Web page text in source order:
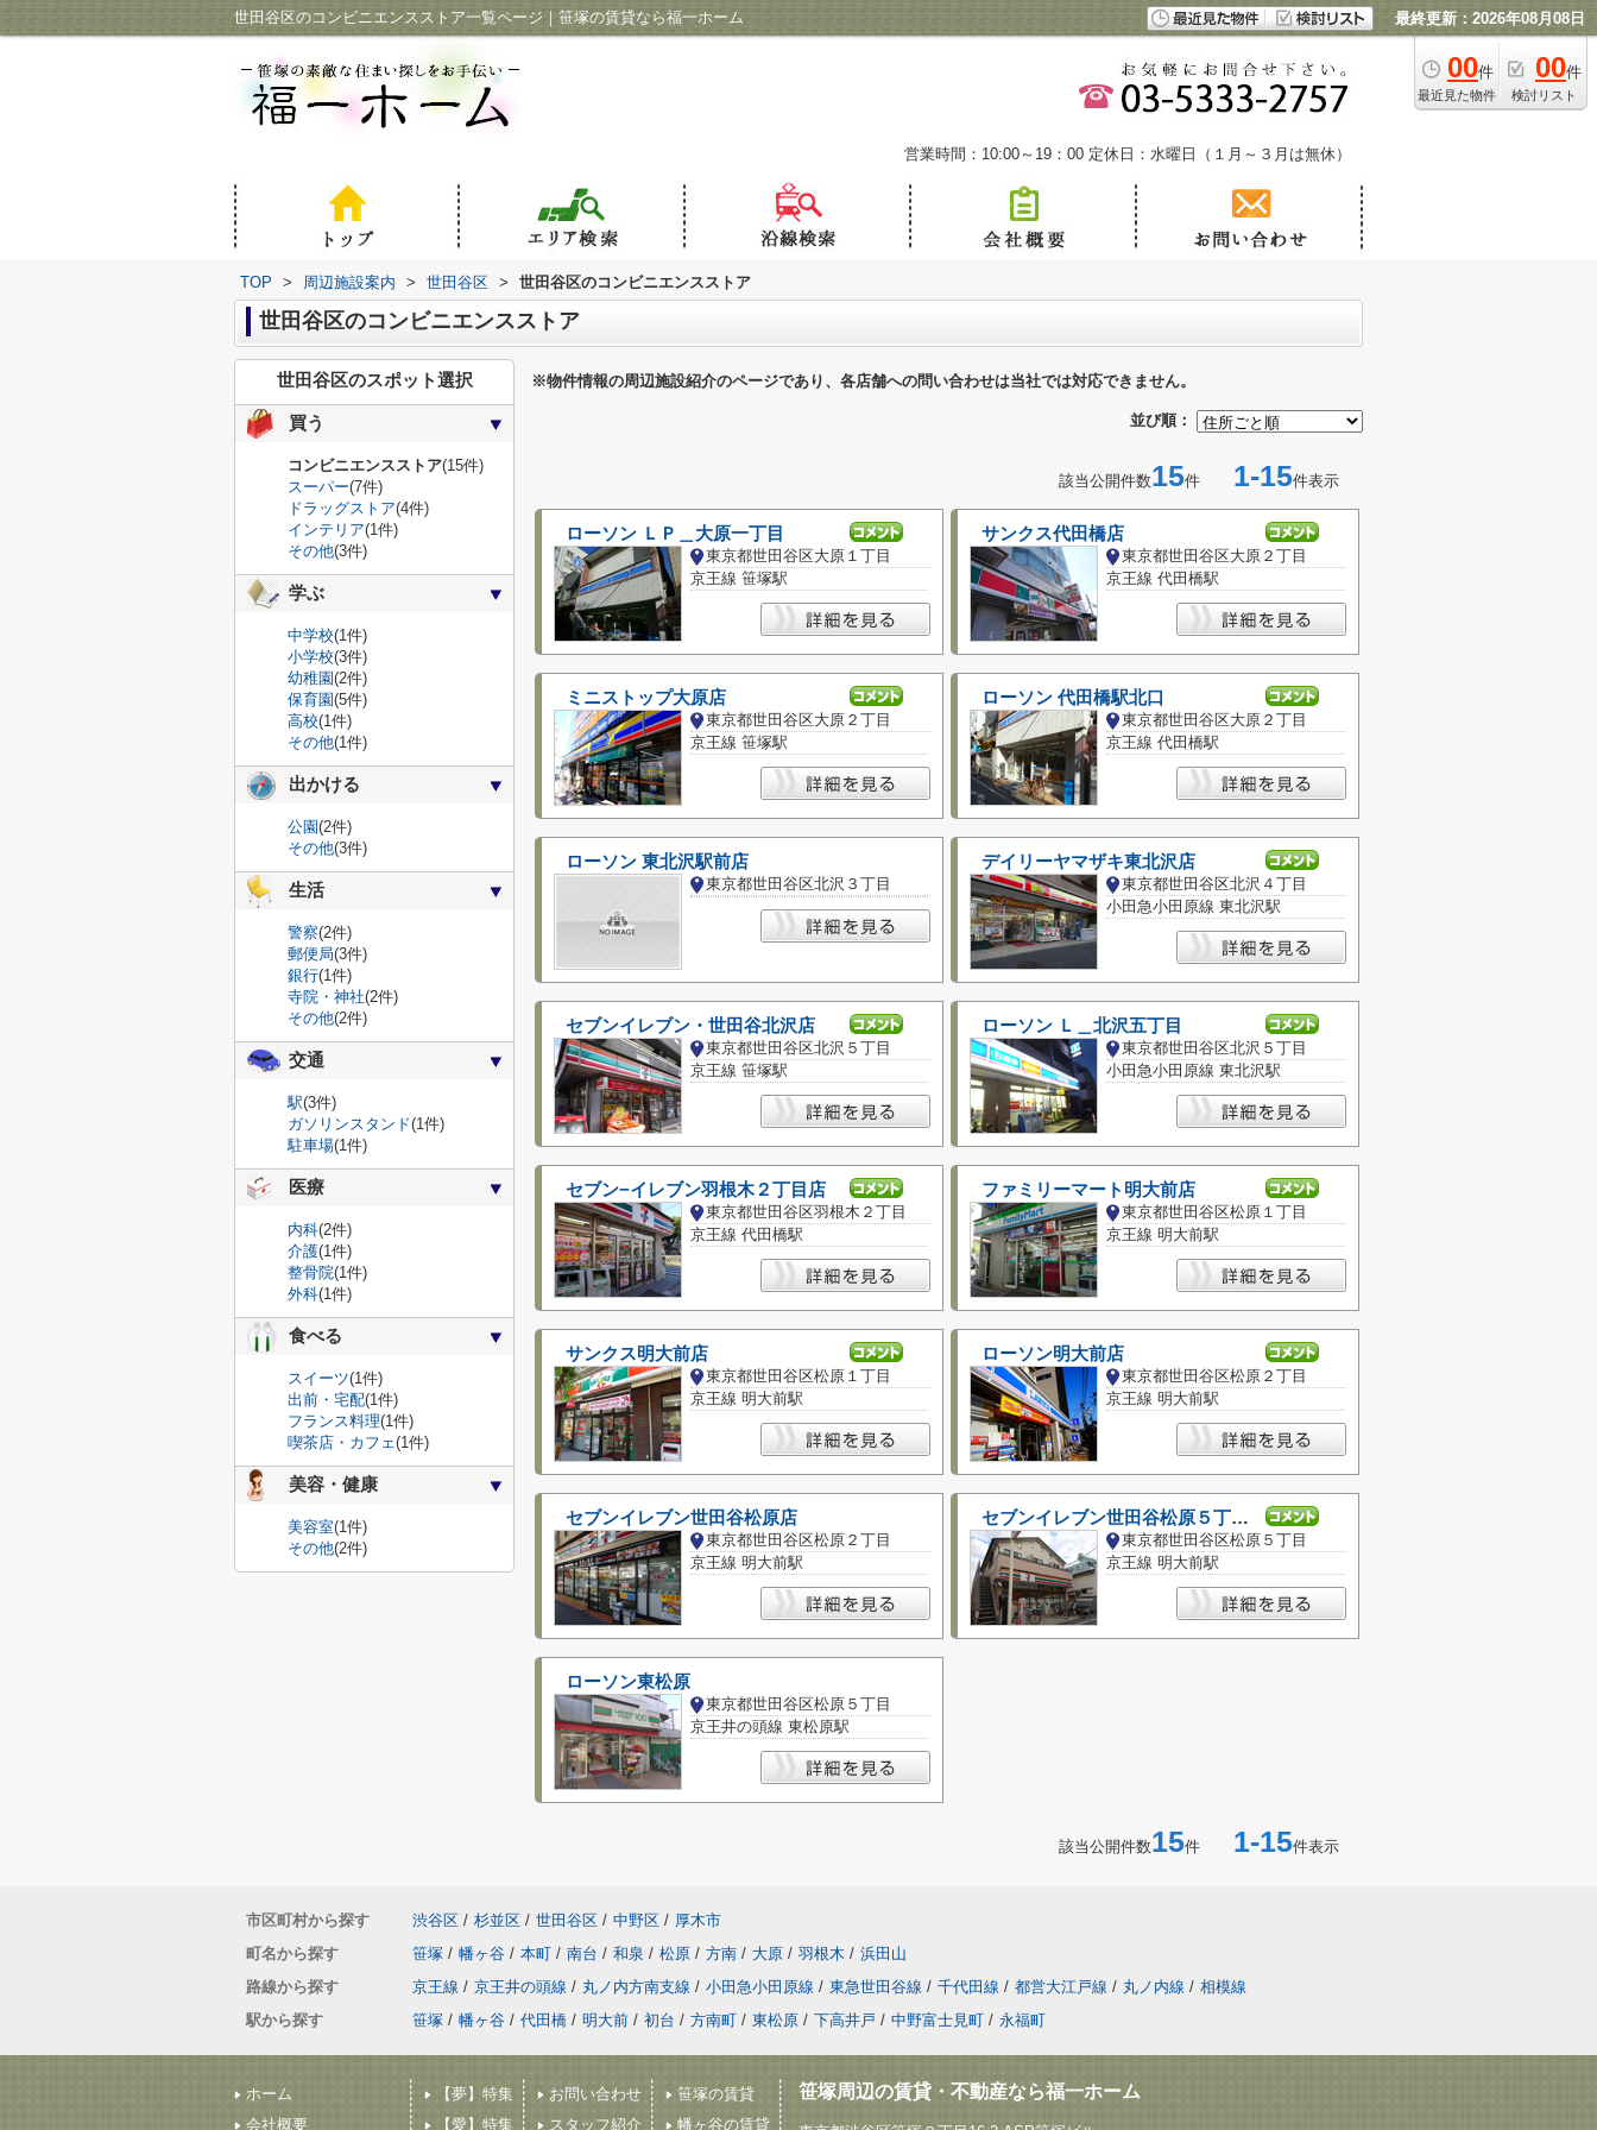
世田谷区のコンビニエンスストア一覧ページ｜笹塚の賃貸なら福一ホーム 最終更新：2026年08月08日
00件
最近見た物件
00件
検討リスト
営業時間：10:00～19：00 定休日：水曜日（１月～３月は無休）
TOP > 周辺施設案内 > 世田谷区 > 世田谷区のコンビニエンスストア
世田谷区のコンビニエンスストア
※物件情報の周辺施設紹介のページであり、各店舗への問い合わせは当社では対応できません。
並び順：
該当公開件数15件 1-15件表示
ローソン ＬＰ＿大原一丁目
東京都世田谷区大原１丁目
京王線 笹塚駅
サンクス代田橋店
東京都世田谷区大原２丁目
京王線 代田橋駅
ミニストップ大原店
東京都世田谷区大原２丁目
京王線 笹塚駅
ローソン 代田橋駅北口
東京都世田谷区大原２丁目
京王線 代田橋駅
ローソン 東北沢駅前店
東京都世田谷区北沢３丁目
デイリーヤマザキ東北沢店
東京都世田谷区北沢４丁目
小田急小田原線 東北沢駅
セブンイレブン・世田谷北沢店
東京都世田谷区北沢５丁目
京王線 笹塚駅
ローソン Ｌ＿北沢五丁目
東京都世田谷区北沢５丁目
小田急小田原線 東北沢駅
セブン−イレブン羽根木２丁目店
東京都世田谷区羽根木２丁目
京王線 代田橋駅
ファミリーマート明大前店
東京都世田谷区松原１丁目
京王線 明大前駅
サンクス明大前店
東京都世田谷区松原１丁目
京王線 明大前駅
ローソン明大前店
東京都世田谷区松原２丁目
京王線 明大前駅
セブンイレブン世田谷松原店
東京都世田谷区松原２丁目
京王線 明大前駅
セブンイレブン世田谷松原５丁目店
東京都世田谷区松原５丁目
京王線 明大前駅
ローソン東松原
東京都世田谷区松原５丁目
京王井の頭線 東松原駅
該当公開件数15件 1-15件表示
世田谷区のスポット選択
買う
コンビニエンスストア(15件)
スーパー(7件)
ドラッグストア(4件)
インテリア(1件)
その他(3件)
学ぶ
中学校(1件)
小学校(3件)
幼稚園(2件)
保育園(5件)
高校(1件)
その他(1件)
出かける
公園(2件)
その他(3件)
生活
警察(2件)
郵便局(3件)
銀行(1件)
寺院・神社(2件)
その他(2件)
交通
駅(3件)
ガソリンスタンド(1件)
駐車場(1件)
医療
内科(2件)
介護(1件)
整骨院(1件)
外科(1件)
食べる
スイーツ(1件)
出前・宅配(1件)
フランス料理(1件)
喫茶店・カフェ(1件)
美容・健康
美容室(1件)
その他(2件)
市区町村から探す 渋谷区 / 杉並区 / 世田谷区 / 中野区 / 厚木市
町名から探す
笹塚 / 幡ヶ谷 / 本町 / 南台 / 和泉 / 松原 / 方南 / 大原 / 羽根木 / 浜田山
路線から探す
京王線 / 京王井の頭線 / 丸ノ内方南支線 / 小田急小田原線 / 東急世田谷線 / 千代田線 / 都営大江戸線 / 丸ノ内線 / 相模線
駅から探す
笹塚 / 幡ヶ谷 / 代田橋 / 明大前 / 初台 / 方南町 / 東松原 / 下高井戸 / 中野富士見町 / 永福町
ホーム
会社概要
【夢】特集
【愛】特集
お問い合わせ
スタッフ紹介
笹塚の賃貸
幡ヶ谷の賃貸
笹塚周辺の賃貸・不動産なら福一ホーム